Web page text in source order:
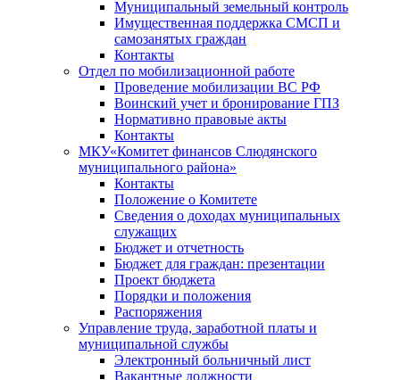
Муниципальный земельный контроль
Имущественная поддержка СМСП и
самозанятых граждан
Контакты
Отдел по мобилизационной работе
Проведение мобилизации ВС РФ
Воинский учет и бронирование ГПЗ
Нормативно правовые акты
Контакты
МКУ«Комитет финансов Слюдянского
муниципального района»
Контакты
Положение о Комитете
Сведения о доходах муниципальных
служащих
Бюджет и отчетность
Бюджет для граждан: презентации
Проект бюджета
Порядки и положения
Распоряжения
Управление труда, заработной платы и
муниципальной службы
Электронный больничный лист
Вакантные должности